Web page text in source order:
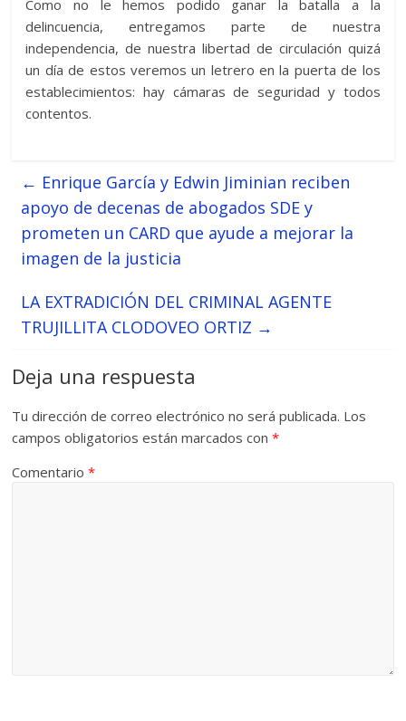
Como no le hemos podido ganar la batalla a la
delincuencia, entregamos parte de nuestra
independencia, de nuestra libertad de circulación quizá
un día de estos veremos un letrero en la puerta de los
establecimientos: hay cámaras de seguridad y todos
contentos.
← Enrique García y Edwin Jiminian reciben
apoyo de decenas de abogados SDE y
prometen un CARD que ayude a mejorar la
imagen de la justicia
LA EXTRADICIÓN DEL CRIMINAL AGENTE
TRUJILLITA CLODOVEO ORTIZ →
Deja una respuesta
Tu dirección de correo electrónico no será publicada. Los
campos obligatorios están marcados con*
Comentario*